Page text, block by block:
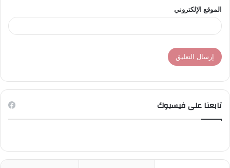
الموقع الإلكتروني
تابعنا على فيسبوك